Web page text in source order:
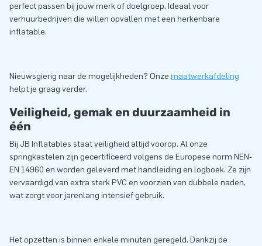
perfect passen bij jouw merk of doelgroep. Ideaal voor
verhuurbedrijven die willen opvallen met een herkenbare
inflatable.
Nieuwsgierig naar de mogelijkheden? Onze maatwerkafdeling
helpt je graag verder.
Veiligheid, gemak en duurzaamheid in
één
Bij JB Inflatables staat veiligheid altijd voorop. Al onze
springkastelen zijn gecertificeerd volgens de Europese norm NEN-
EN 14960 en worden geleverd met handleiding en logboek​. Ze zijn
vervaardigd van extra sterk PVC en voorzien van dubbele naden,
wat zorgt voor jarenlang intensief gebruik​.
Het opzetten is binnen enkele minuten geregeld​. Dankzij de